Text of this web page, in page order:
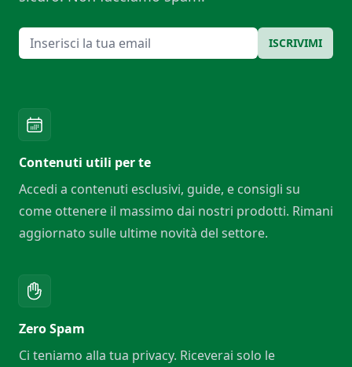
Email ISCRIVIMI
Contenuti utili per te
Accedi a contenuti esclusivi, guide, e consigli su
come ottenere il massimo dai nostri prodotti. Rimani
aggiornato sulle ultime novità del settore.
Zero Spam
Ci teniamo alla tua privacy. Riceverai solo le